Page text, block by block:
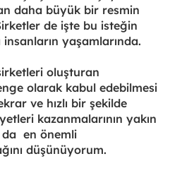
daha büyük bir resmin
de işte bu isteğin
yaşamlarında.
oluşturan
olarak kabul edebilmesi
ve hızlı bir şekilde
kazanmalarının yakın
da en önemli
düşünüyorum.